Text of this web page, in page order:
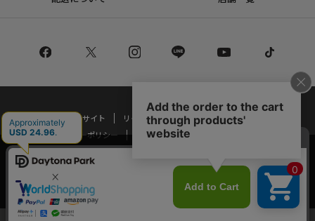
コーポレートサイト リクルート
サステナブルマークについて
プライバシーポリシー
特定商取引法・古物営業法に基づく表記
Copyright © DAYTONA INTERNATIONAL Co.,Ltd All Rights Reserved.
当サイトでは利用体験の向上およびコンテンツの最適な提供、トラフィック
の分析を目的としてCookieを使用しています。
サイトの閲覧を継続された場合、Cookieの利用に同意したことものといたし
ます。
詳細についてはプライバシーポリシー